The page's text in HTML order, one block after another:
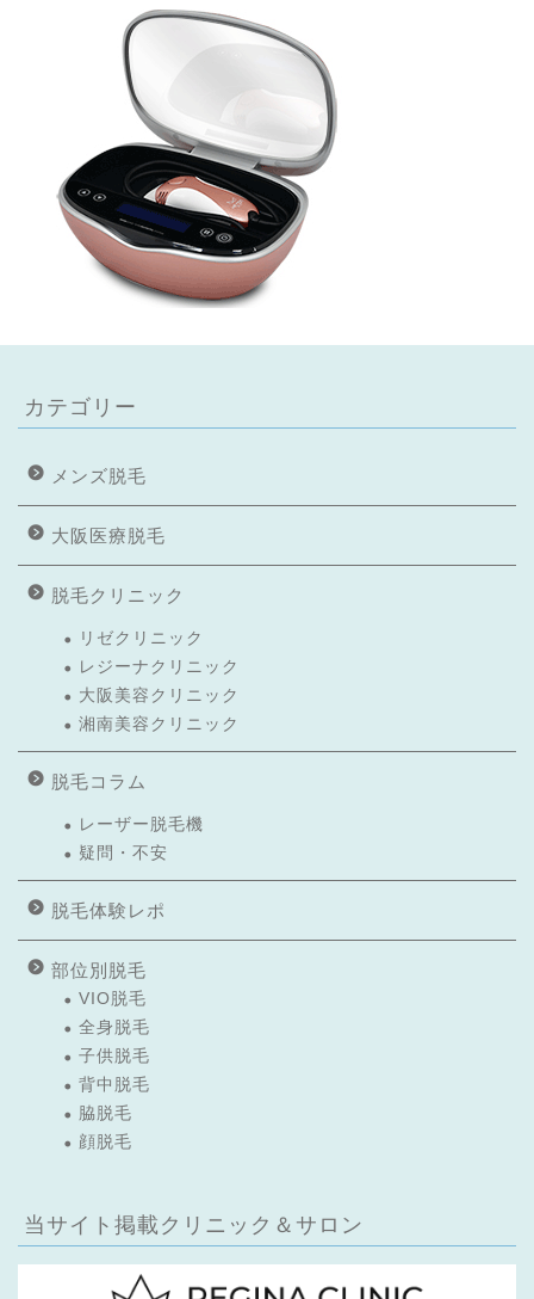
カテゴリー
メンズ脱毛
大阪医療脱毛
脱毛クリニック
リゼクリニック
レジーナクリニック
大阪美容クリニック
湘南美容クリニック
脱毛コラム
レーザー脱毛機
疑問・不安
脱毛体験レポ
部位別脱毛
VIO脱毛
全身脱毛
子供脱毛
背中脱毛
脇脱毛
顔脱毛
当サイト掲載クリニック＆サロン